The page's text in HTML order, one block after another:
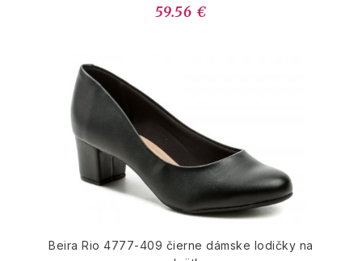
59.56 €
Beira Rio 4777-409 čierne dámske lodičky na